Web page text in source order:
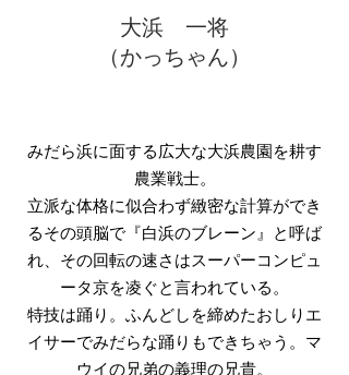
大浜 一将
​（かっちゃん）
みだら浜に面する広大な大浜農園を耕す
農業戦士。
立派な体格に似合わず緻密な計算ができ
るその頭脳で『白浜のブレーン』と呼ば
れ、その回転の速さはスーパーコンピュ
ータ京を凌ぐと言われている。
特技は踊り。ふんどしを締めたおしりエ
イサーでみだらな踊りもできちゃう。マ
ウイの兄弟の義理の兄貴。